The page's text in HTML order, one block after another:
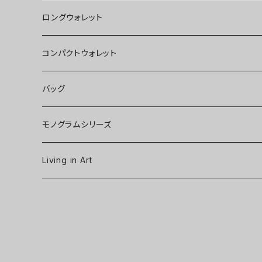
ロングウォレット
コンパクトウォレット
バッグ
モノグラムシリーズ
Living in Art